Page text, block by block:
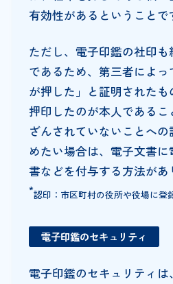
有効性があるということで
ただし、電子印鑑の社印
であるため、第三者によ
が押した」と証明されたも
押印したのが本人である
ざんされていないことへ
めたい場合は、電子文書
書などを付与する方法があ
*認印：市区町村の役所や役場に登
電子印鑑のセキュリティ
電子印鑑のセキュリティ